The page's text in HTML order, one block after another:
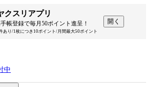
クスリアプリ
帳登録で毎月50ポイント進呈！
あり/1枚につき10ポイント/月間最大50ポイント
開く
中
時間を短く！
時間を短く！